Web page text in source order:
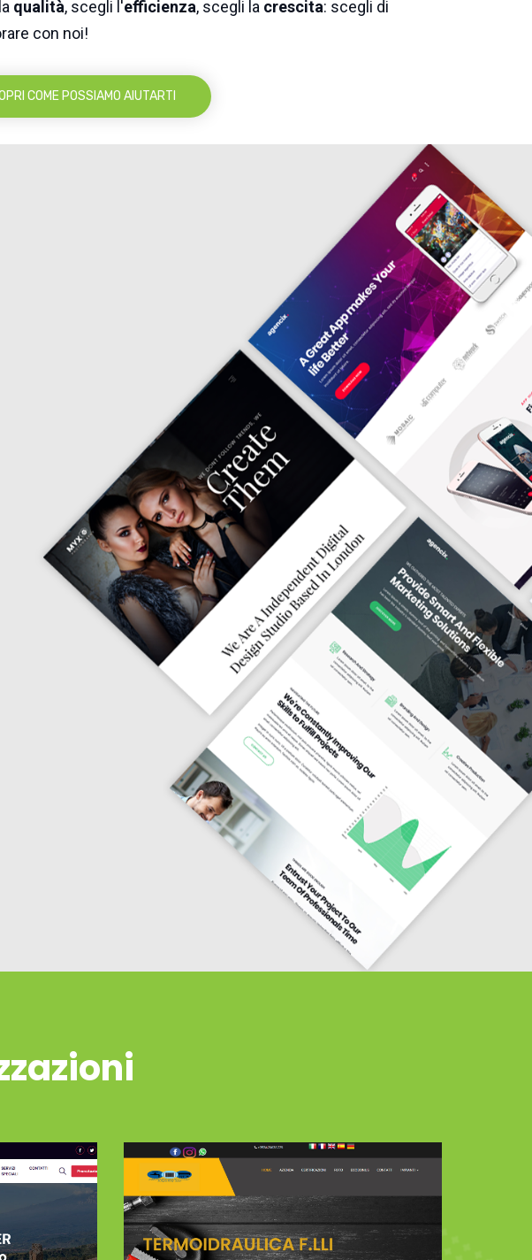
qualità, scegli l'efficienza, scegli la crescita: scegli di
con noi!
COME POSSIAMO AIUTARTI